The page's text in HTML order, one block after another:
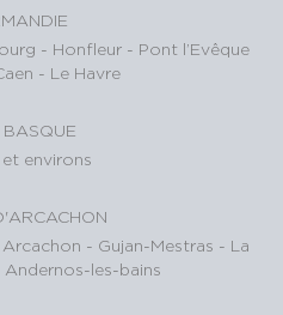
- Honfleur - Pont l’Evêque
- Le Havre
BASQUE
environs
Arcachon - Gujan-Mestras - La
Andernos-les-bains